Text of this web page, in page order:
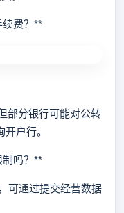
费？**
分银行可能对公转
户行。
吗？**
通过提交经营数据